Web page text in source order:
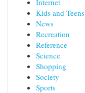
Internet
Kids and Teens
News
Recreation
Reference
Science
Shopping
Society
Sports